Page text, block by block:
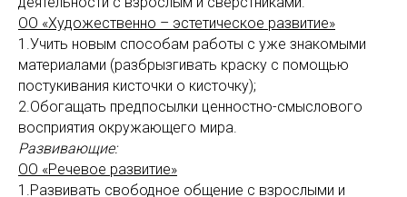
ОО «Художественно – эстетическое развитие»
1.Учить новым способам работы с уже знакомыми
материалами (разбрызгивать краску с помощью
постукивания кисточки о кисточку);
2.Обогащать предпосылки ценностно-смыслового
восприятия окружающего мира.
Развивающие:
ОО «Речевое развитие»
1.Развивать свободное общение с взрослыми и